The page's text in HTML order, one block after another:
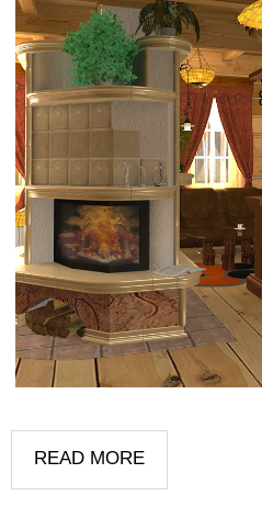
READ MORE